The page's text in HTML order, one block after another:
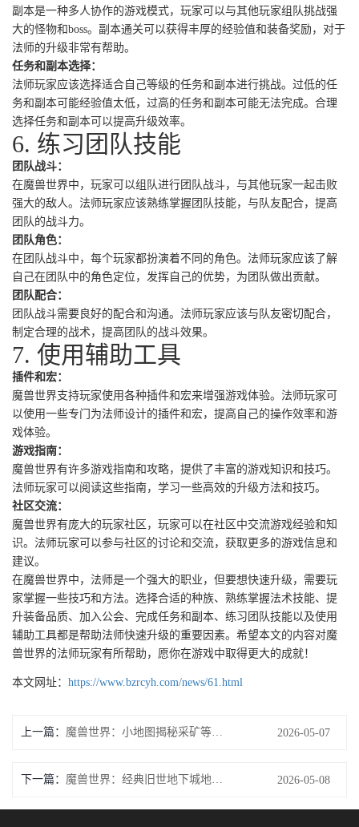
副本是一种多人协作的游戏模式，玩家可以与其他玩家组队挑战强
大的怪物和boss。副本通关可以获得丰厚的经验值和装备奖励，对于
法师的升级非常有帮助。
任务和副本选择：
法师玩家应该选择适合自己等级的任务和副本进行挑战。过低的任
务和副本可能经验值太低，过高的任务和副本可能无法完成。合理
选择任务和副本可以提高升级效率。
6. 练习团队技能
团队战斗：
在魔兽世界中，玩家可以组队进行团队战斗，与其他玩家一起击败
强大的敌人。法师玩家应该熟练掌握团队技能，与队友配合，提高
团队的战斗力。
团队角色：
在团队战斗中，每个玩家都扮演着不同的角色。法师玩家应该了解
自己在团队中的角色定位，发挥自己的优势，为团队做出贡献。
团队配合：
团队战斗需要良好的配合和沟通。法师玩家应该与队友密切配合，
制定合理的战术，提高团队的战斗效果。
7. 使用辅助工具
插件和宏：
魔兽世界支持玩家使用各种插件和宏来增强游戏体验。法师玩家可
以使用一些专门为法师设计的插件和宏，提高自己的操作效率和游
戏体验。
游戏指南：
魔兽世界有许多游戏指南和攻略，提供了丰富的游戏知识和技巧。
法师玩家可以阅读这些指南，学习一些高效的升级方法和技巧。
社区交流：
魔兽世界有庞大的玩家社区，玩家可以在社区中交流游戏经验和知
识。法师玩家可以参与社区的讨论和交流，获取更多的游戏信息和
建议。
在魔兽世界中，法师是一个强大的职业，但要想快速升级，需要玩
家掌握一些技巧和方法。选择合适的种族、熟练掌握法术技能、提
升装备品质、加入公会、完成任务和副本、练习团队技能以及使用
辅助工具都是帮助法师快速升级的重要因素。希望本文的内容对魔
兽世界的法师玩家有所帮助，愿你在游戏中取得更大的成就！
本文网址： https://www.bzrcyh.com/news/61.html
上一篇： 2026-05-07
下一篇： 2026-05-08